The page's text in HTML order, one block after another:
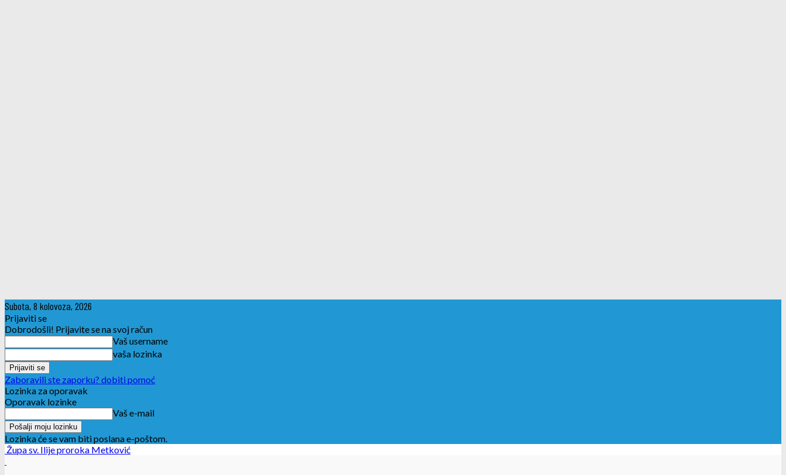
Subota, 8 kolovoza, 2026
Prijaviti se
Dobrodošli! Prijavite se na svoj račun
Vaš username
vaša lozinka
Zaboravili ste zaporku? dobiti pomoć
Lozinka za oporavak
Oporavak lozinke
Vaš e-mail
Lozinka će se vam biti poslana e-poštom.
Župa sv. Ilije proroka Metković